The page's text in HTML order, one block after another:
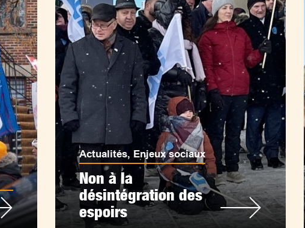
Actualités, Enjeux sociaux
Non à la
désintégration des
espoirs